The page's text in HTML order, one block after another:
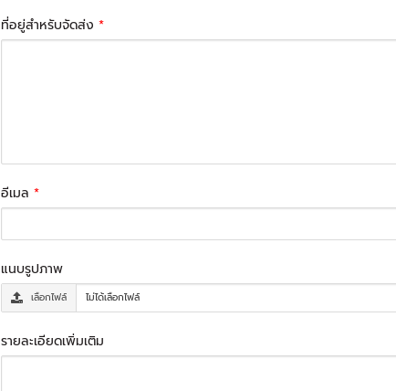
ที่อยู่สำหรับจัดส่ง *
อีเมล *
แนบรูปภาพ
เลือกไฟล์ ไม่ได้เลือกไฟล์
รายละเอียดเพิ่มเติม